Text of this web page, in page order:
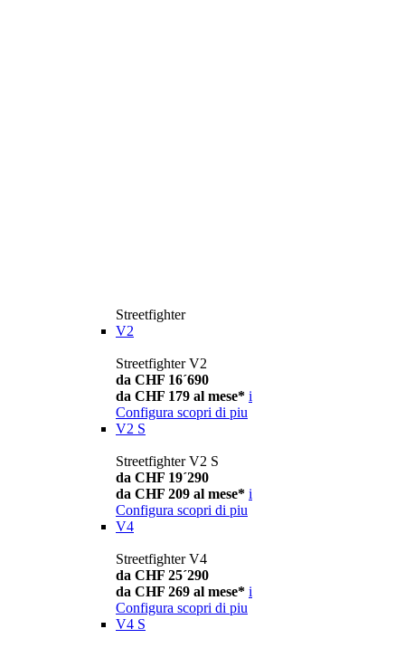
Streetfighter
V2
Streetfighter V2
da CHF 16´690
da CHF 179 al mese* i
Configura scopri di piu
V2 S
Streetfighter V2 S
da CHF 19´290
da CHF 209 al mese* i
Configura scopri di piu
V4
Streetfighter V4
da CHF 25´290
da CHF 269 al mese* i
Configura scopri di piu
V4 S